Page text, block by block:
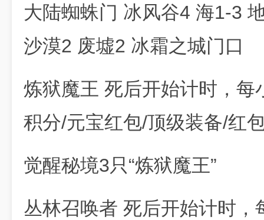
大陆蜘蛛门 冰风谷4 海1-3
沙漠2 废墟2 冰霜之城门口
炼狱魔王 死后开始计时，
积分/元宝红包/顶级装备/红
觉醒秘境3只“炼狱魔王”
丛林召唤者 死后开始计时